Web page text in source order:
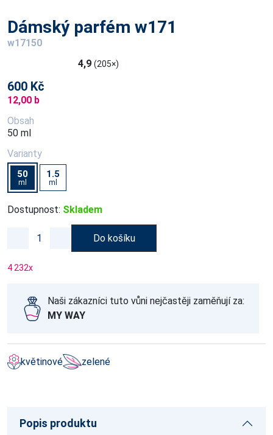
Dámský parfém w171
w17150
4,9 (205×)
600 Kč
12,00 b
Obsah
50 ml
Varianty
50
ml
1.5
ml
Dostupnost: Skladem
Do košíku
4 232x
Naši zákazníci tuto vůni nejčastěji zaměňují za:
MY WAY
květinové zelené
Popis produktu